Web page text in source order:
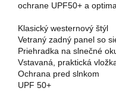
ochrane UPF50+ a
Klasický westernový štýl
Vetraný zadný panel so
Priehradka na slnečné
Vstavaná, praktická
Ochrana pred slnkom
UPF 50+